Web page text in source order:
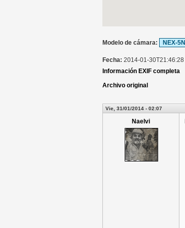
Modelo de cámara: NEX-5N
Fecha: 2014-01-30T21:46:28
Información EXIF completa
Archivo original
Vie, 31/01/2014 - 02:07
Naelvi